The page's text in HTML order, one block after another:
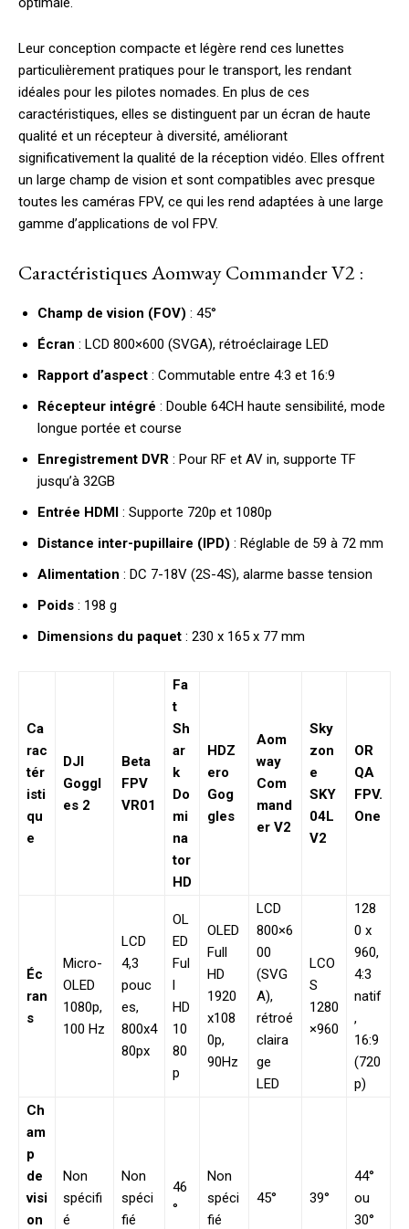
Leur conception compacte et légère rend ces lunettes
particulièrement pratiques pour le transport, les rendant
idéales pour les pilotes nomades. En plus de ces
caractéristiques, elles se distinguent par un écran de haute
qualité et un récepteur à diversité, améliorant
significativement la qualité de la réception vidéo. Elles offrent
un large champ de vision et sont compatibles avec presque
toutes les caméras FPV, ce qui les rend adaptées à une large
gamme d’applications de vol FPV.
Caractéristiques Aomway Commander V2 :
Champ de vision (FOV) : 45°
Écran : LCD 800×600 (SVGA), rétroéclairage LED
Rapport d’aspect : Commutable entre 4:3 et 16:9
Récepteur intégré : Double 64CH haute sensibilité, mode
longue portée et course
Enregistrement DVR : Pour RF et AV in, supporte TF
jusqu’à 32GB
Entrée HDMI : Supporte 720p et 1080p
Distance inter-pupillaire (IPD) : Réglable de 59 à 72 mm
Alimentation : DC 7-18V (2S-4S), alarme basse tension
Poids : 198 g
Dimensions du paquet : 230 x 165 x 77 mm
Ca
rac
tér
isti
qu
e
DJI
Goggl
es 2
Beta
FPV
VR01
Fa
t
Sh
ar
k
Do
mi
na
tor
HD
HDZ
ero
Gog
gles
Aom
way
Com
mand
er V2
Sky
zon
e
SKY
04L
V2
OR
QA
FPV.
One
Éc
ran
s
Micro-
OLED
1080p,
100 Hz
LCD
4,3
pouc
es,
800x4
80px
OL
ED
Ful
l
HD
10
80
p
OLED
Full
HD
1920
x108
0p,
90Hz
LCD
800×6
00
(SVG
A),
rétroé
claira
ge
LED
LCO
S
1280
×960
128
0 x
960,
4:3
natif
,
16:9
(720
p)
Ch
am
p
de
visi
on
Non
spécifi
é
Non
spéci
fié
46
°
Non
spéci
fié
45° 39°
44°
ou
30°